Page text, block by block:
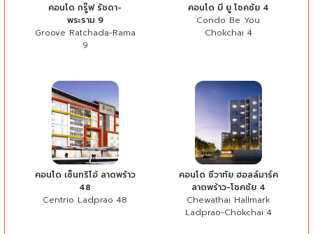
คอนโด กรู๊ฟ รัชดา-
พระราม 9
Groove Ratchada-Rama
9
คอนโด บี ยู โชคชัย 4
Condo Be You
Chokchai 4
คอนโด เซ็นทริโอ้ ลาดพร้าว
48
Centrio Ladprao 48
คอนโด ชีวาทัย ฮอลล์มาร์ค
ลาดพร้าว-โชคชัย 4
Chewathai Hallmark
Ladprao-Chokchai 4